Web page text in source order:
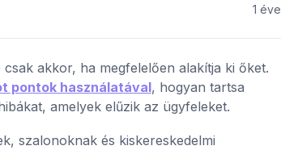
1 éve
akkor, ha megfelelően alakítja ki őket.
pontok használatával, hogyan tartsa
amelyek elűzik az ügyfeleket.
szalonoknak és kiskereskedelmi